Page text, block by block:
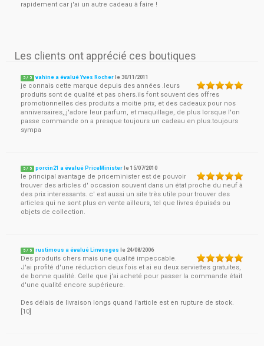
rapidement car j'ai un autre cadeau à faire !
Les clients ont apprécié ces boutiques
5 / 5 vahine a évalué Yves Rocher le30/11/2011
je connais cette marque depuis des années .leurs
produits sont de qualité et pas chers.ils font souvent des offres
promotionnelles des produits a moitie prix, et des cadeaux pour nos
anniversaires,,j'adore leur parfum, et maquillage,.de plus lorsque l'on
passe commande on a presque toujours un cadeau en plus.toujours
sympa
5 / 5 porcin21 a évalué PriceMinister le15/07/2010
le principal avantage de priceminister est de pouvoir
trouver des articles d' occasion souvent dans un état proche du neuf à
des prix interessants. c' est aussi un site très utile pour trouver des
articles qui ne sont plus en vente ailleurs, tel que livres épuisés ou
objets de collection.
5 / 5 rustimous a évalué Linvosges le 24/08/2006
Des produits chers mais une qualité impeccable.
J'ai profité d'une réduction deux fois et ai eu deux serviettes gratuites,
de bonne qualité. Celle que j'ai acheté pour passer la commande était
d'une qualité encore supérieure.
Des délais de livraison longs quand l'article est en rupture de stock.
[10]